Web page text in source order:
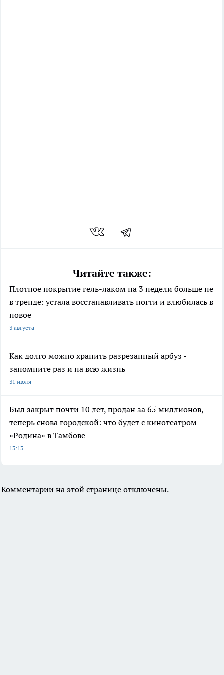
Читайте также:
Плотное покрытие гель-лаком на 3 недели больше не
в тренде: устала восстанавливать ногти и влюбилась в
новое
3 августа
Как долго можно хранить разрезанный арбуз -
запомните раз и на всю жизнь
31 июля
Был закрыт почти 10 лет, продан за 65 миллионов,
теперь снова городской: что будет с кинотеатром
«Родина» в Тамбове
13:13
Комментарии на этой странице отключены.